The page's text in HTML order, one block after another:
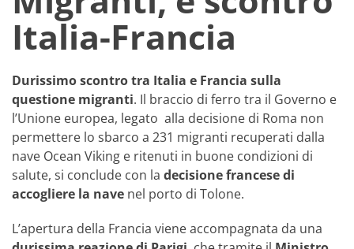
Italia-Francia
Durissimo scontro tra Italia e Francia sulla
questione migranti. Il braccio di ferro tra il Governo e
l’Unione europea, legato alla decisione di Roma non
permettere lo sbarco a 231 migranti recuperati dalla
nave Ocean Viking e ritenuti in buone condizioni di
salute, si conclude con la decisione francese di
accogliere la nave nel porto di Tolone.
L’apertura della Francia viene accompagnata da una